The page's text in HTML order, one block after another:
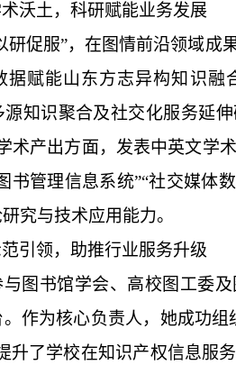
沃土，科研赋能业务发展
研促服”，在图情前沿领域成
据赋能山东方志异构知识融
源知识聚合及社交化服务延
术产出方面，发表中英文学
书管理信息系统”“社交媒体
究与技术应用能力。
引领，助推行业服务升级
图书馆学会、高校图工委
作为核心负责人，她成功
升了学校在知识产权信息服